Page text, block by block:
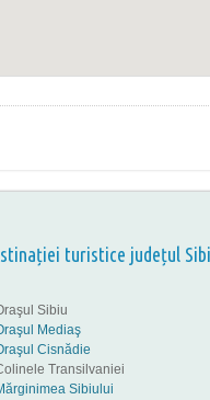
turistice județul
Sibiu
Mediaş
Cisnădie
Transilvaniei
Sibiului